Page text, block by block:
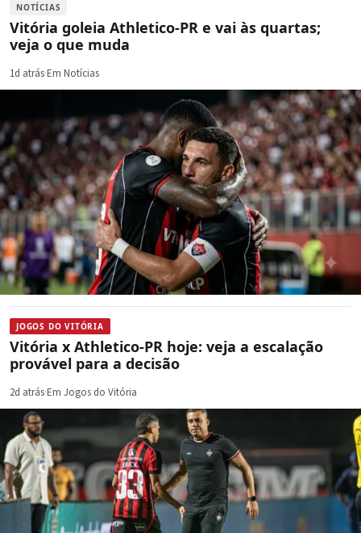
NOTÍCIAS
Vitória goleia Athletico-PR e vai às quartas;
veja o que muda
1d atrás·Em Notícias
JOGOS DO VITÓRIA
Vitória x Athletico-PR hoje: veja a escalação
provável para a decisão
2d atrás·Em Jogos do Vitória